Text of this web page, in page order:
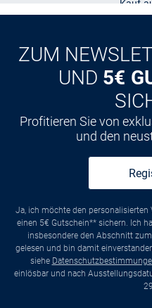
ZUM
UND 5€
Profitieren Sie von
und den
Ja, ich möchte den personalisierten
einen 5€ Gutschein** sichern. Ich
insbesondere den Abschnitt
gelesen und bin damit
siehe
einlösbar und nach